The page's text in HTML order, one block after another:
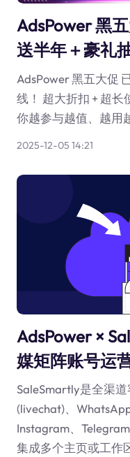
AdsPower 黑
送半年＋豪礼
AdsPower 黑五大促
线！ 超大折扣 + 超长
你越参与越值、越用
2025-12-05 14:21
AdsPower ×
媒矩阵账号运
SaleSmartly是全渠
(livechat)、
Instagram、
集成多个主页或工作